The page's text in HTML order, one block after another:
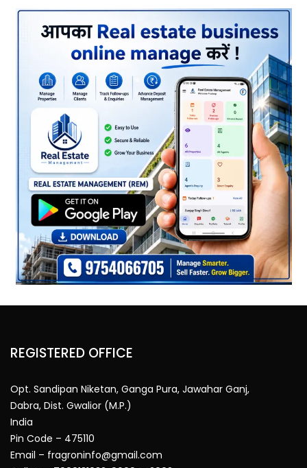
REGISTERED OFFICE
Opt. Sandipan Niketan, Ganga Pura, Jawahar Ganj,
Dabra, Dist. Gwalior (M.P.)
India
Pin Code – 475110
Email – fragroninfo@gmail.com